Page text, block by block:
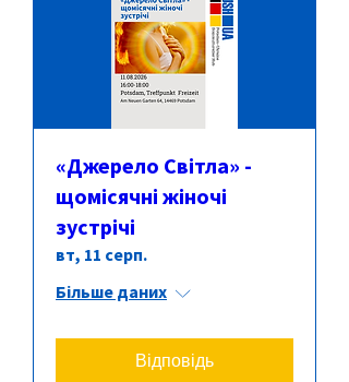
«Джерело Світла» -
щомісячні жіночі
зустрічі
вт, 11 серп.
Більше даних
Відповідь